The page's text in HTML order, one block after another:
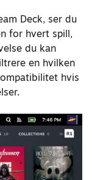
Deck, ser du
for hvert spill,
du kan
en hvilken
hvis